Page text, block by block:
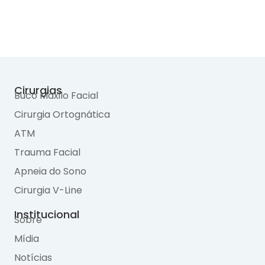
Cirurgias
Buco Maxilo Facial
Cirurgia Ortognática
ATM
Trauma Facial
Apneia do Sono
Cirurgia V-Line
Institucional
Sobre
Mídia
Notícias